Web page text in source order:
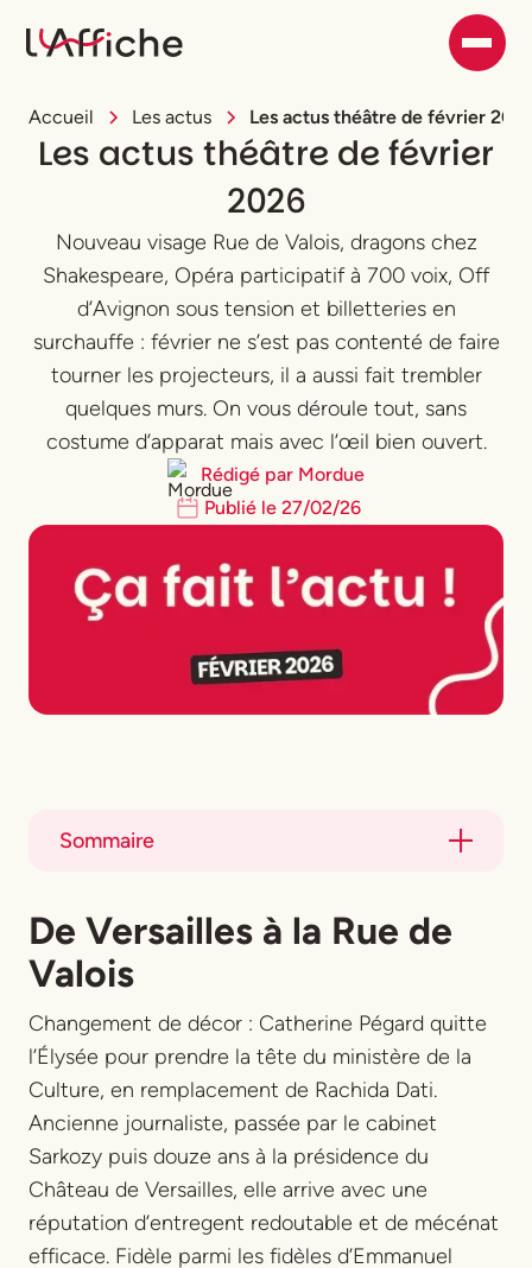
Accueil Les actus Les actus théâtre de février
Les actus théâtre de février
2026
Nouveau visage Rue de Valois, dragons chez
Shakespeare, Opéra participatif à 700 voix, Off
d’Avignon sous tension et billetteries en
surchauffe : février ne s’est pas contenté de faire
tourner les projecteurs, il a aussi fait trembler
quelques murs. On vous déroule tout, sans
costume d’apparat mais avec l’œil bien ouvert.
Rédigé par Mordue
Publié le 27/02/26
Sommaire
Title
De Versailles à la Rue de
Valois
Changement de décor : Catherine Pégard quitte
l’Élysée pour prendre la tête du ministère de la
Culture, en remplacement de Rachida Dati.
Ancienne journaliste, passée par le cabinet
Sarkozy puis douze ans à la présidence du
Château de Versailles, elle arrive avec une
réputation d’entregent redoutable et de mécénat
efficace. Fidèle parmi les fidèles d’Emmanuel